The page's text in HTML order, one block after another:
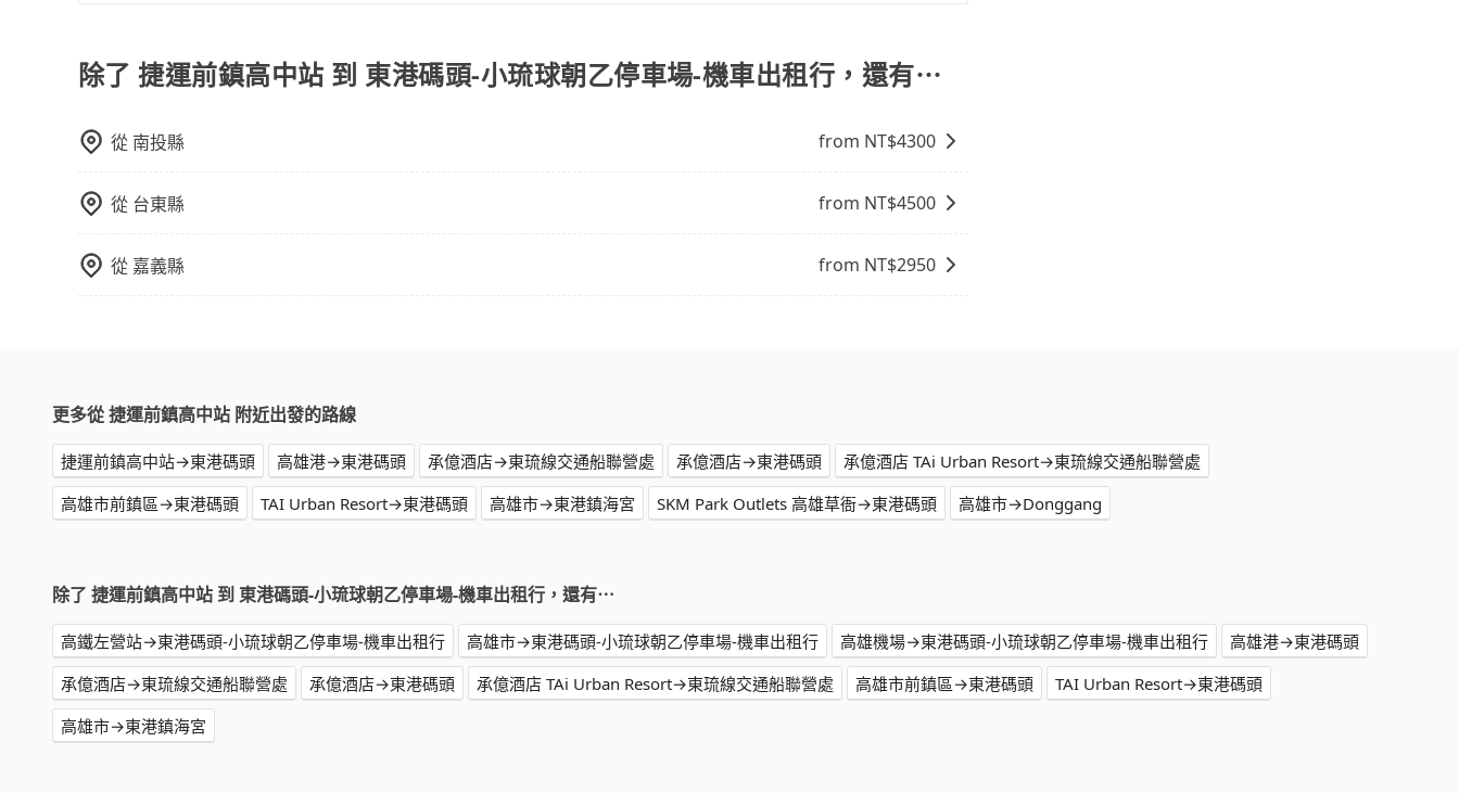
除了 捷運前鎮高中站 到 東港碼頭-小琉球朝乙停車場-機車出租行，還有⋯
從 南投縣 from NT$4300
從 台東縣 from NT$4500
從 嘉義縣 from NT$2950
更多從 捷運前鎮高中站 附近出發的路線
捷運前鎮高中站→東港碼頭 高雄港→東港碼頭 承億酒店→東琉線交通船聯營處 承億酒店→東港碼頭
承億酒店 TAi Urban Resort→東琉線交通船聯營處
高雄市前鎮區→東港碼頭
TAI Urban Resort→東港碼頭 高雄市→東港鎮海宮 SKM Park Outlets 高雄草衙→東港碼頭 高雄市→Donggang
除了 捷運前鎮高中站 到 東港碼頭-小琉球朝乙停車場-機車出租行，還有⋯
高鐵左營站→東港碼頭-小琉球朝乙停車場-機車出租行 高雄市→東港碼頭-小琉球朝乙停車場-機車出租行 高雄機場→東港碼頭-小琉球朝乙停車場-機車出租行
高雄港→東港碼頭
承億酒店→東琉線交通船聯營處
承億酒店→東港碼頭 承億酒店 TAi Urban Resort→東琉線交通船聯營處 高雄市前鎮區→東港碼頭
TAI Urban Resort→東港碼頭
高雄市→東港鎮海宮